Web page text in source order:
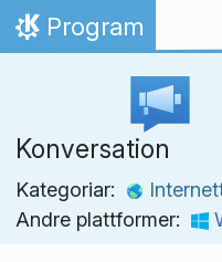
Hopp til innhaldet
Heim
Program
Konversation
Kategoriar:
Andre plattformer: